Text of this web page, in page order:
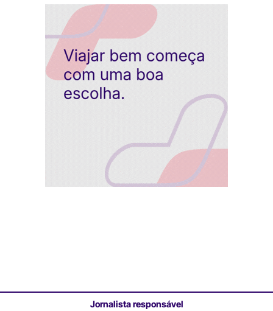
Jornalista responsável